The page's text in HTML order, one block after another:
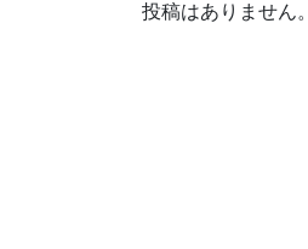
投稿はありません。